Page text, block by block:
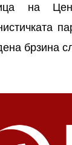
на
брзина